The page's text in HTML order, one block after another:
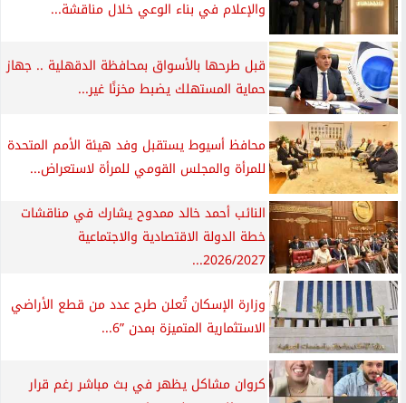
والإعلام في بناء الوعي خلال مناقشة...
قبل طرحها بالأسواق بمحافظة الدقهلية .. جهاز
حماية المستهلك يضبط مخزنًا غير...
محافظ أسيوط يستقبل وفد هيئة الأمم المتحدة
للمرأة والمجلس القومي للمرأة لاستعراض...
النائب أحمد خالد ممدوح يشارك في مناقشات
خطة الدولة الاقتصادية والاجتماعية
2026/2027...
وزارة الإسكان تُعلن طرح عدد من قطع الأراضي
الاستثمارية المتميزة بمدن ”6...
كروان مشاكل يظهر في بث مباشر رغم قرار